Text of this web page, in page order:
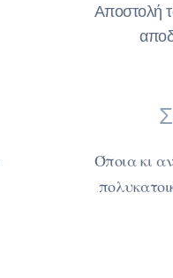
Αποστολή
Όποια κι